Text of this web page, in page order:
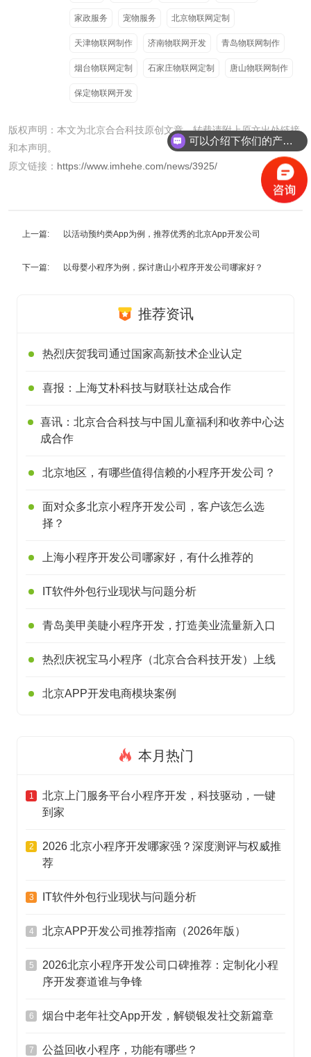
家政服务 宠物服务 北京物联网定制
天津物联网制作 济南物联网开发 青岛物联网制作
烟台物联网定制 石家庄物联网定制 唐山物联网制作
保定物联网开发
版权声明：本文为北京合合科技原创文章，转载请附上原文出处链接
和本声明。
原文链接： https://www.imhehe.com/news/3925/
上一篇: 以活动预约类App为例，推荐优秀的北京App开发公司
下一篇: 以母婴小程序为例，探讨唐山小程序开发公司哪家好？
推荐资讯
热烈庆贺我司通过国家高新技术企业认定
喜报：上海艾朴科技与财联社达成合作
喜讯：北京合合科技与中国儿童福利和收养中心达
成合作
北京地区，有哪些值得信赖的小程序开发公司？
面对众多北京小程序开发公司，客户该怎么选
择？
上海小程序开发公司哪家好，有什么推荐的
IT软件外包行业现状与问题分析
青岛美甲美睫小程序开发，打造美业流量新入口
热烈庆祝宝马小程序（北京合合科技开发）上线
北京APP开发电商模块案例
本月热门
1
北京上门服务平台小程序开发，科技驱动，一键
到家
2
2026 北京小程序开发哪家强？深度测评与权威推
荐
3 IT软件外包行业现状与问题分析
4 北京APP开发公司推荐指南（2026年版）
5
2026北京小程序开发公司口碑推荐：定制化小程
序开发赛道谁与争锋
6 烟台中老年社交App开发，解锁银发社交新篇章
7 公益回收小程序，功能有哪些？
可以介绍下你们的产品么？